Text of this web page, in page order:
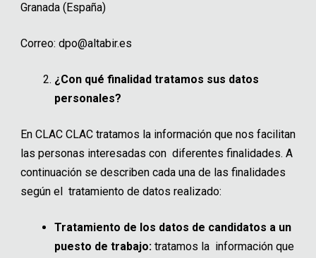
Granada (España)
Correo: dpo@altabir.es
¿Con qué finalidad tratamos sus datos
personales?
En CLAC CLAC tratamos la información que nos facilitan
las personas interesadas con diferentes finalidades. A
continuación se describen cada una de las finalidades
según el tratamiento de datos realizado:
Tratamiento de los datos de candidatos a un
puesto de trabajo: tratamos la información que